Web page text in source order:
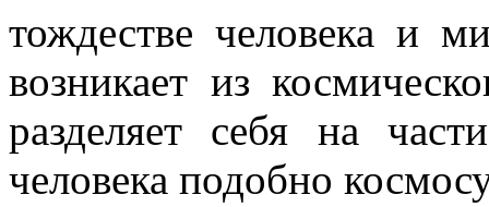
тождестве человека и
возникает из
разделяет себя на
человека подобно